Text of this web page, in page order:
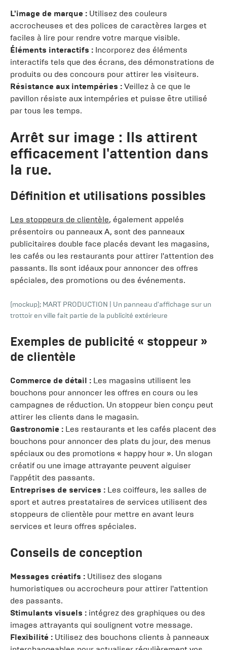
L'image de marque : Utilisez des couleurs
accrocheuses et des polices de caractères larges et
faciles à lire pour rendre votre marque visible.
Éléments interactifs : Incorporez des éléments
interactifs tels que des écrans, des démonstrations de
produits ou des concours pour attirer les visiteurs.
Résistance aux intempéries : Veillez à ce que le
pavillon résiste aux intempéries et puisse être utilisé
par tous les temps.
Arrêt sur image : Ils attirent
efficacement l'attention dans
la rue.
Définition et utilisations possibles
Les stoppeurs de clientèle, également appelés
présentoirs ou panneaux A, sont des panneaux
publicitaires double face placés devant les magasins,
les cafés ou les restaurants pour attirer l'attention des
passants. Ils sont idéaux pour annoncer des offres
spéciales, des promotions ou des événements.
(mockup); MART PRODUCTION
Un panneau d'affichage sur un
trottoir en ville fait partie de la publicité extérieure
Exemples de publicité « stoppeur »
de clientèle
Commerce de détail : Les magasins utilisent les
bouchons pour annoncer les offres en cours ou les
campagnes de réduction. Un stoppeur bien conçu peut
attirer les clients dans le magasin.
Gastronomie : Les restaurants et les cafés placent des
bouchons pour annoncer des plats du jour, des menus
spéciaux ou des promotions « happy hour ». Un slogan
créatif ou une image attrayante peuvent aiguiser
l'appétit des passants.
Entreprises de services : Les coiffeurs, les salles de
sport et autres prestataires de services utilisent des
stoppeurs de clientèle pour mettre en avant leurs
services et leurs offres spéciales.
Conseils de conception
Messages créatifs : Utilisez des slogans
humoristiques ou accrocheurs pour attirer l'attention
des passants.
Stimulants visuels : intégrez des graphiques ou des
images attrayants qui soulignent votre message.
Flexibilité : Utilisez des bouchons clients à panneaux